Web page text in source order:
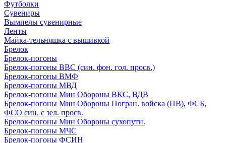
Футболки
Сувениры
Вымпелы сувенирные
Ленты
Майка-тельняшка с вышивкой
Брелок
Брелок-погоны
Брелок-погоны ВВС (син. фон. гол. просв.)
Брелок-погоны ВМФ
Брелок-погоны МВД
Брелок-погоны Мин Обороны ВКС, ВДВ
Брелок-погоны Мин Обороны Погран. войска (ПВ), ФСБ,
ФСО син. с зел. просв.
Брелок-погоны Мин Обороны сухопутн.
Брелок-погоны МЧС
Брелок-погоны ФСИН